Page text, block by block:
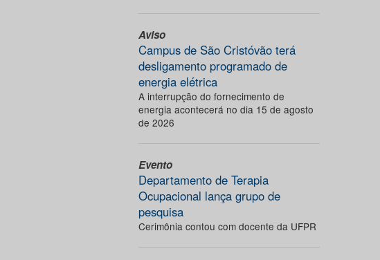
Aviso
Campus de São Cristóvão terá
desligamento programado de
energia elétrica
A interrupção do fornecimento de
energia acontecerá no dia 15 de agosto
de 2026
Evento
Departamento de Terapia
Ocupacional lança grupo de
pesquisa
Cerimônia contou com docente da UFPR